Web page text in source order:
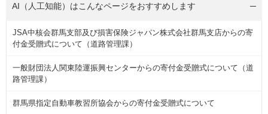
AI（人工知能）はこんなページをおすすめします
JSA中核会群馬支部及び損害保険ジャパン株式会社群馬支店からの寄
付金受贈式について（道路管理課）
一般財団法人関東陸運振興センターからの寄付金受贈式について（道
路管理課）
群馬県指定自動車教習所協会からの寄付金受贈式について